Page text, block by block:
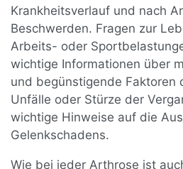
Krankheitsverlauf und nach
Beschwerden. Fragen zur
Arbeits- oder
wichtige Informationen über
und begünstigende Faktoren
Unfälle oder Stürze der
wichtige Hinweise auf die
Gelenkschadens.
Wie bei jeder Arthrose ist